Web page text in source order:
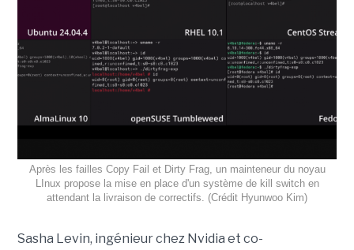
Après les failles Copy Fail et Dirty Frag, un mainteneur du noyau
LInux propose la mise en place d'un système de kill switch en
attendant la livraison de correctifs. (Crédit Hyunwoo Kim)
Sasha Levin, ingénieur chez Nvidia et co-